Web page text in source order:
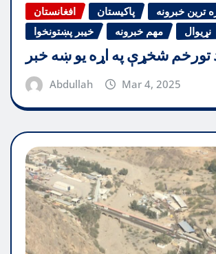
افغانستان پاکیستان
ترین خبرونه
خیبر پښتونخوا
مهم خبرونه نړیوال
تورخم شخړې په اړه یو ښه خبر
Abdullah Mar 4, 2025